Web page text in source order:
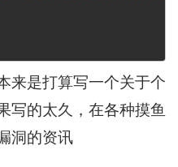
来是打算写一个关于个
写的太久，在各种摸鱼
洞的资讯